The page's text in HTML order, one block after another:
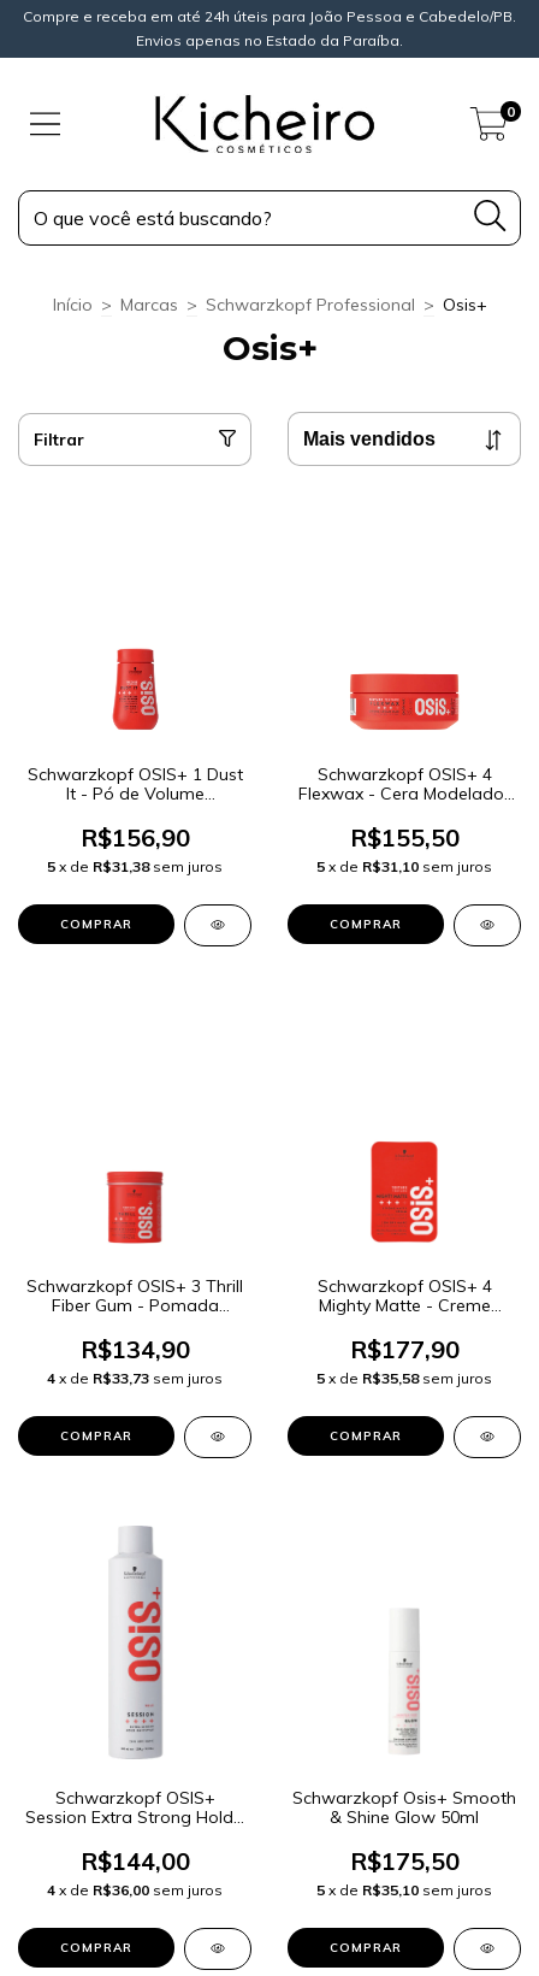
Compre e receba em até 24h úteis para João Pessoa e Cabedelo/PB.
Envios apenas no Estado da Paraíba.
0
Início > Marcas > Schwarzkopf Professional > Osis+
Osis+
Filtrar
Schwarzkopf OSIS+ 1 Dust
It - Pó de Volume
R$156,90
5 x de R$31,38 sem juros
Schwarzkopf OSIS+ 4
Flexwax - Cera Modelador
R$155,50
5 x de R$31,10 sem juros
Schwarzkopf OSIS+ 3 Thrill
Fiber Gum - Pomada
R$134,90
4 x de R$33,73 sem juros
Schwarzkopf OSIS+ 4
Mighty Matte - Creme
R$177,90
5 x de R$35,58 sem juros
Schwarzkopf OSIS+
Session Extra Strong Hold -
R$144,00
4 x de R$36,00 sem juros
Schwarzkopf Osis+ Smooth
& Shine Glow 50ml
R$175,50
5 x de R$35,10 sem juros